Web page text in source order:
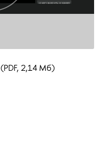
(PDF, 2,14 Мб)